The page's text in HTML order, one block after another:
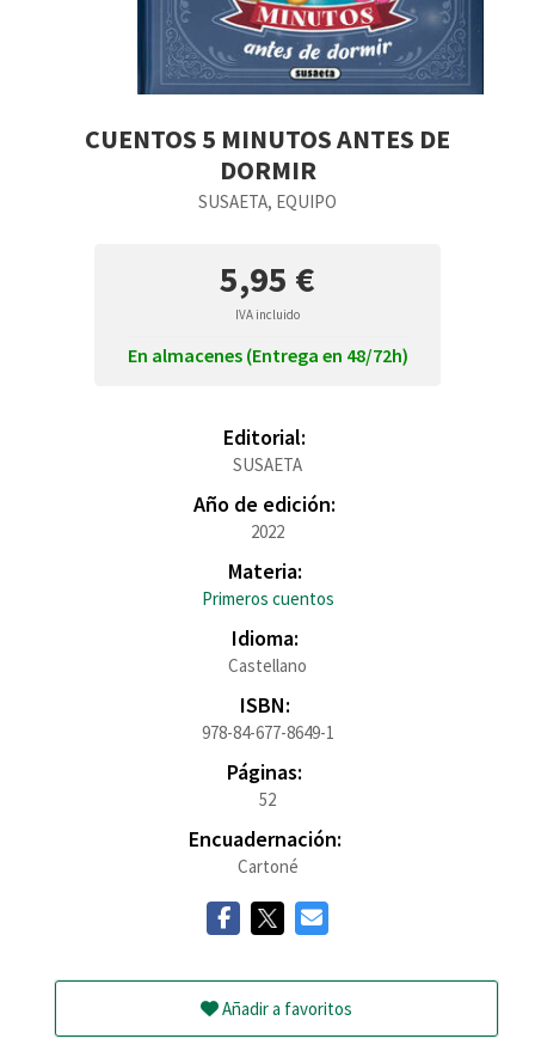
CUENTOS 5 MINUTOS ANTES DE
DORMIR
SUSAETA, EQUIPO
5,95 €
IVA incluido
En almacenes (Entrega en 48/72h)
Editorial:
SUSAETA
Año de edición:
2022
Materia:
Primeros cuentos
Idioma:
Castellano
ISBN:
978-84-677-8649-1
Páginas:
52
Encuadernación:
Cartoné
Añadir a favoritos